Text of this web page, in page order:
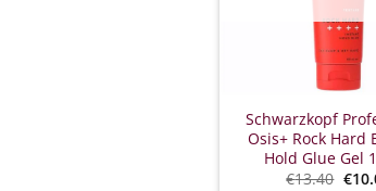
Schwarzkopf
Osis+ Rock Hard
Hold Glue Gel
€13.40 €